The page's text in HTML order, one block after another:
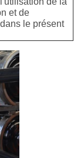
et de
le présent